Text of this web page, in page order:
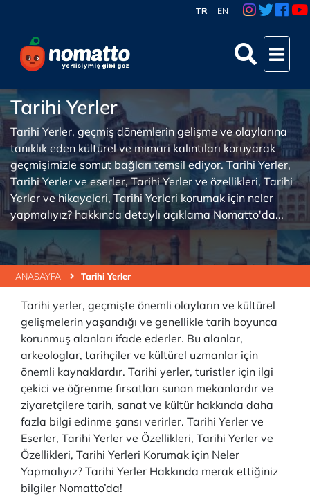
TR EN
ANASAYFA Tarihi Yerler
Tarihi Yerler
Tarihi Yerler, geçmiş dönemlerin gelişme ve olaylarına
tanıklık eden kültürel ve mimari kalıntıları koruyarak
geçmişimizle somut bağları temsil ediyor. Tarihi Yerler,
Tarihi Yerler ve eserler, Tarihi Yerler ve özellikleri, Tarihi
Yerler ve hikayeleri, Tarihi Yerleri korumak için neler
yapmalıyız? hakkında detaylı açıklama Nomatto'da...
Tarihi yerler, geçmişte önemli olayların ve kültürel
gelişmelerin yaşandığı ve genellikle tarih boyunca
korunmuş alanları ifade ederler. Bu alanlar,
arkeologlar, tarihçiler ve kültürel uzmanlar için
önemli kaynaklardır. Tarihi yerler, turistler için ilgi
çekici ve öğrenme fırsatları sunan mekanlardır ve
ziyaretçilere tarih, sanat ve kültür hakkında daha
fazla bilgi edinme şansı verirler. Tarihi Yerler ve
Eserler, Tarihi Yerler ve Özellikleri, Tarihi Yerler ve
Özellikleri, Tarihi Yerleri Korumak için Neler
Yapmalıyız? Tarihi Yerler Hakkında merak ettiğiniz
bilgiler Nomatto’da!